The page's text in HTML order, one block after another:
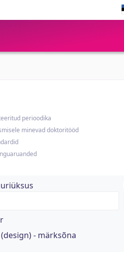
perioodika
minevad doktoritööd
- märksõna